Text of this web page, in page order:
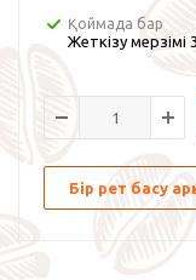
Қоймада бар
Жеткізу мерзімі
Бір рет басу